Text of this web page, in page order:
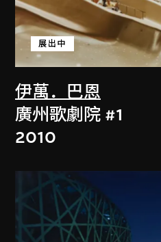
伊萬．巴恩
展出中
廣州歌劇院 #1
2010